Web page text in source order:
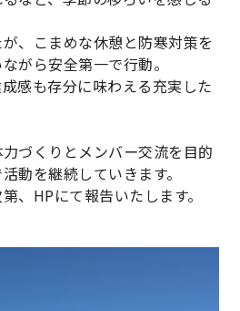
、こまめな休憩と防寒対策を
がら安全第一で行動。
感も存分に味わえる充実した
づくりとメンバー交流を目的
動を継続していきます。
、HPにて報告いたします。